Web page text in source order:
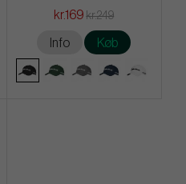
kr.169 kr.249
Info Køb